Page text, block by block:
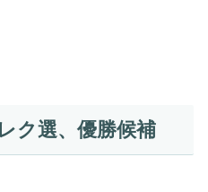
ク選、優勝候補